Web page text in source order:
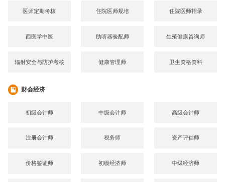
医师定期考核 住院医师规培 住院医师招录
西医学中医 助听器验配师 生殖健康咨询师
辐射安全与防护考核 健康管理师 卫生资格资料
财会经济
初级会计师 中级会计师 高级会计师
注册会计师 税务师 资产评估师
价格鉴证师 初级经济师 中级经济师